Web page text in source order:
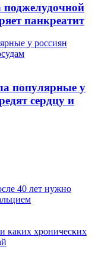
поджелудочной
панкреатит
у россиян
популярные у
сердцу и
40 лет нужно
каких хронических